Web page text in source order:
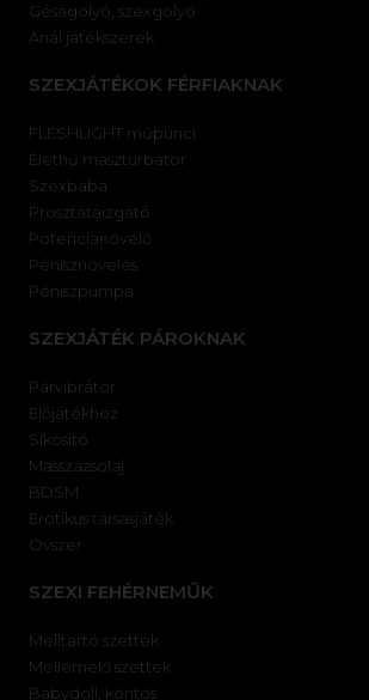
Gésagolyó, szexgolyó
Anál játékszerek
SZEXJÁTÉKOK FÉRFIAKNAK
FLESHLIGHT műpunci
Élethű maszturbátor
Szexbaba
Prosztataizgató
Potencianövelő
Pénisznövelés
Péniszpumpa
SZEXJÁTÉK PÁROKNAK
Párvibrátor
Előjátékhoz
Síkosító
Masszázsolaj
BDSM
Erotikus társasjáték
Óvszer
SZEXI FEHÉRNEMŰK
Melltartó szettek
Mellemelő szettek
Babydoll, köntös